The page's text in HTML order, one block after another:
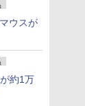
ウスが
約1万